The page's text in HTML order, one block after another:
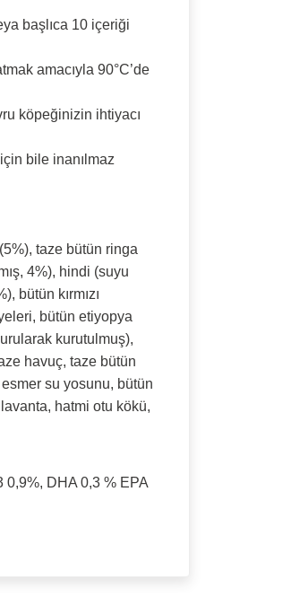
başlıca 10 içeriği
amacıyla 90°C’de
köpeğinizin ihtiyacı
bile inanılmaz
taze bütün ringa
4%), hindi (suyu
bütün kırmızı
bütün etiyopya
kurutulmuş),
havuç, taze bütün
su yosunu, bütün
hatmi otu kökü,
0,9%, DHA 0,3 % EPA